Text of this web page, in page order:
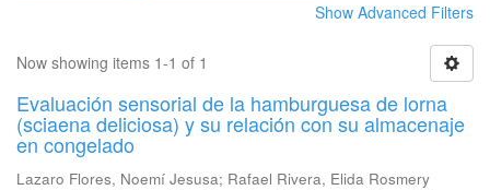
Show Advanced Filters
Now showing items 1-1 of 1
Evaluación sensorial de la hamburguesa de lorna
(sciaena deliciosa) y su relación con su almacenaje
en congelado
Lazaro Flores, Noemí Jesusa; Rafael Rivera, Elida Rosmery